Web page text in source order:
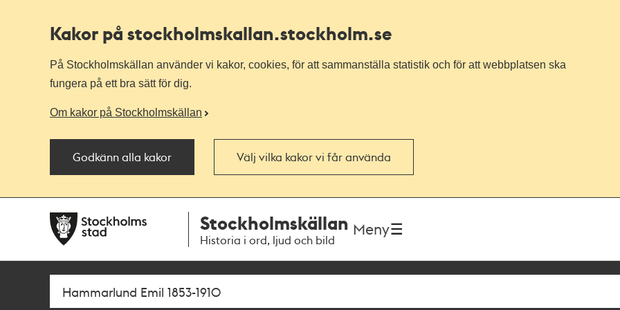
Kakor på stockholmskallan.stockholm.se
På Stockholmskällan använder vi kakor, cookies, för att sammanställa statistik och för att webbplatsen ska
fungera på ett bra sätt för dig.
Om kakor på Stockholmskällan
Godkänn alla kakor Välj vilka kakor vi får använda
navigationen
huvudinnehållet
Stockholmskällan
Historia i ord, ljud och bild
Meny
Sök